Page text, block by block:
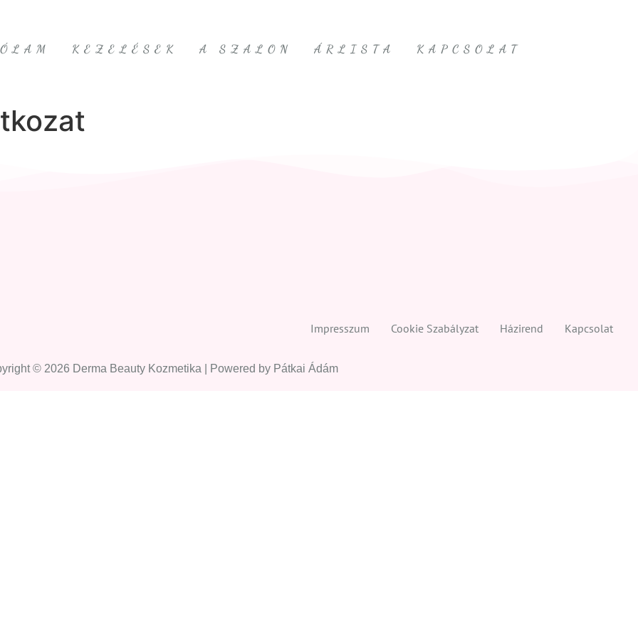
KEZELÉSEK A SZALON ÁRLISTA KAPCSOLAT
Impresszum Cookie Szabályzat Házirend Kapcsolat
© 2026 Derma Beauty Kozmetika | Powered by Pátkai Ádám